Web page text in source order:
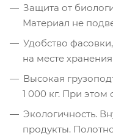
Защита от
Материал не
Удобство
на месте
Высокая
1 000 кг. При этом
Экологичность.
продукты.